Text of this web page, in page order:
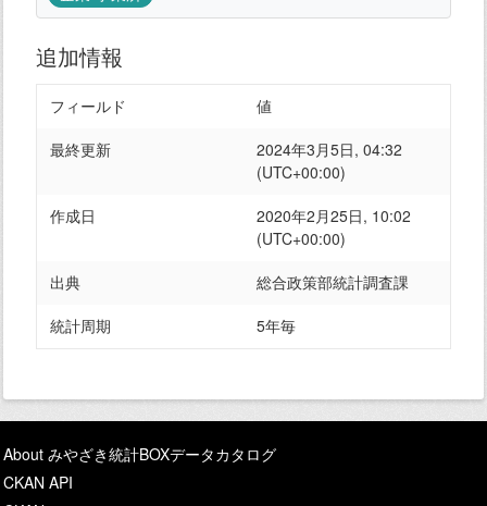
追加情報
フィールド
値
最終更新
2024年3月5日, 04:32
(UTC+00:00)
作成日
2020年2月25日, 10:02
(UTC+00:00)
出典
総合政策部統計調査課
統計周期
5年毎
About みやざき統計BOXデータカタログ
CKAN API